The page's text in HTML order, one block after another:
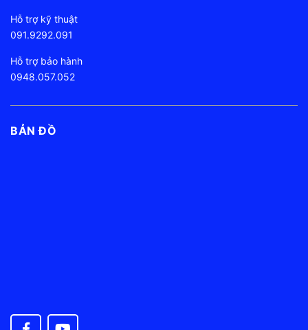
Hỗ trợ kỹ thuật
091.9292.091
Hỗ trợ bảo hành
0948.057.052
BẢN ĐỒ